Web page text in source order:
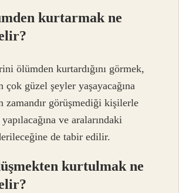
kurtarmak ne
ölümden kurtardığını görmek,
çok güzel şeyler yaşayacağına
zamandır görüşmediği kişilerle
ve aralarındaki
de tabir edilir.
kurtulmak ne